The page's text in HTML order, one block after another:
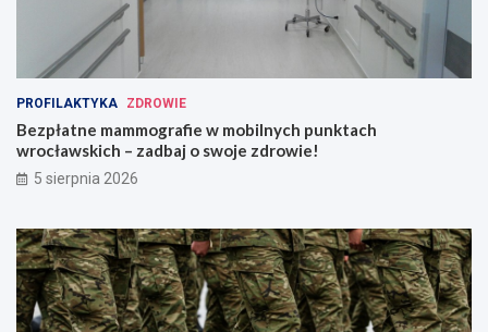
PROFILAKTYKA ZDROWIE
Bezpłatne mammografie w mobilnych punktach
wrocławskich – zadbaj o swoje zdrowie!
5 sierpnia 2026